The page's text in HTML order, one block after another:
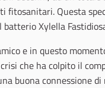
Questa
Xylella
e in questo
che ha colpito il
buona connessione